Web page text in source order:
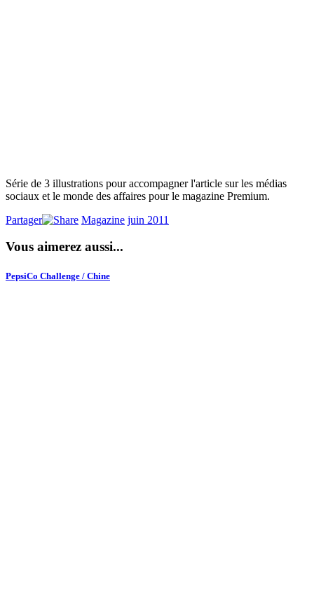
Série de 3 illustrations pour accompagner l'article sur les médias
sociaux et le monde des affaires pour le magazine Premium.
Partager
Magazine juin 2011
Vous aimerez aussi...
PepsiCo Challenge / Chine